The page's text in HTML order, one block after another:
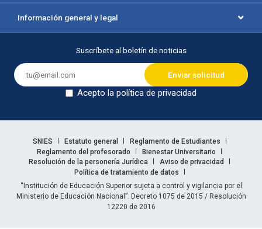
Información general y legal
Suscríbete al boletín de noticias
Acepto la política de privacidad
Enlaces legales
SNIES Estatuto general
Reglamento de Estudiantes
Reglamento del profesorado
Bienestar Universitario
Resolución de la personería Jurídica
Aviso de privacidad
Política de tratamiento de datos
Información legal
“Institución de Educación Superior sujeta a control y vigilancia por el
Ministerio de Educación Nacional”. Decreto 1075 de 2015 / Resolución
12220 de 2016